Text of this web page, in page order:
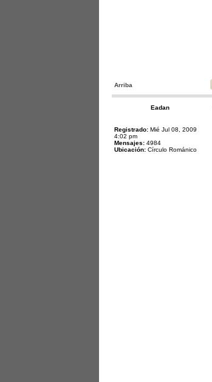
Arriba
Eadan
Registrado: Mié Jul 08, 2009
4:02 pm
Mensajes: 4984
Ubicación: Círculo Románico